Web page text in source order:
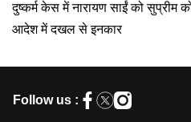
दुष्कर्म केस में नारायण साईं को सुप्रीम
आदेश में दखल से इनकार
Follow us :